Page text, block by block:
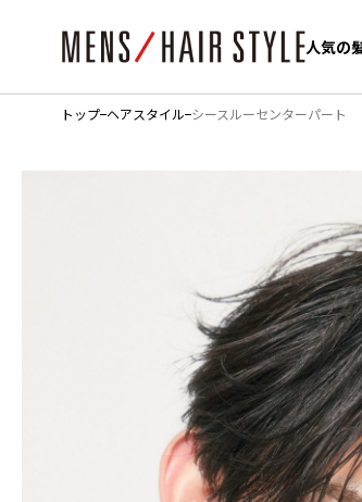
人気の
人気の
トップ ヘアスタイル シースルーセンターパート